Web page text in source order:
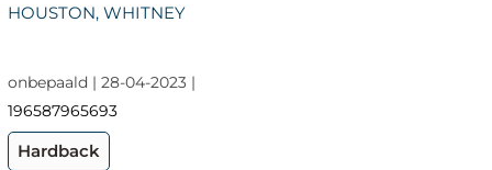
HOUSTON, WHITNEY
onbepaald | 28-04-2023 |
196587965693
Hardback